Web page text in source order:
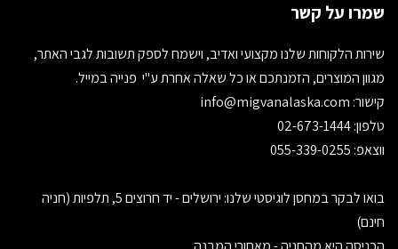
שמרו על קשר
שירות הלקוחות שלנו מקצועי ואדיב, וישמח לספק תשובות לגבי האתר,
מגוון המוצרים, הזמנתכם או כל שאלה אחרת ע"י פנייה במייל.
קישור:
טלפון: 02-673-1444
ווצאפ: 055-339-0255
בואו לבקר במחסן לוגיסטי שלנו: ירושלים - יד חרוצים 5, תלפיות (חניה
חינם)